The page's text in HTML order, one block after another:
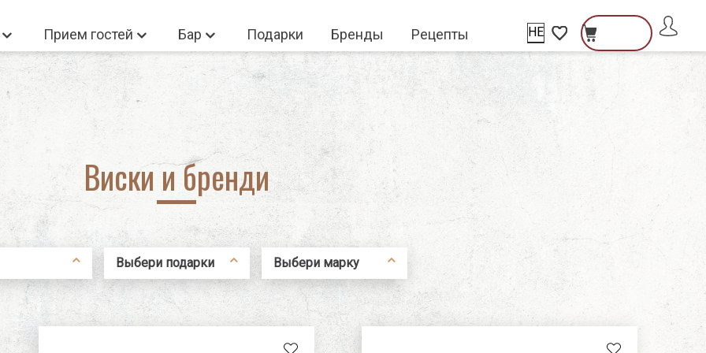
HE
פתיחת
פתיחת
חלונית
פתיחת
למשתמש
Прием гостей Бар Подарки Бренды Рецепты
Нет товаров корзине
Не помню пароль
Новый пользователь\гость
Новый пользователь
Регистрация
Виски и бренди
бренди
Выбери подарки
В новый дом
Для подарков
Выбери марку
Bormioli Rocco
Luigi Bormioli